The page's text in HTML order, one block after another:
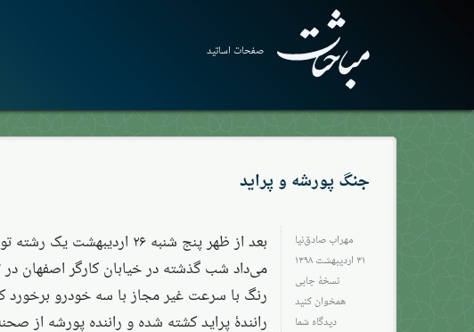
صفحات اساتید
جنگ پورشه و پراید
مهراب صادق‌نیا
۳۱ اردیبهشت ۱۳۹۸
نسخهٔ چاپی
همخوان کنید
دیدگاه شما
بعد از ظهر پنج شنبه ۲۶
می‌داد شب گذشته در خیابان کارگر اصفهان
رنگ با سرعت غیر مجاز با سه خودرو برخورد
رانندهٔ پراید کشته شده و راننده پورشه از